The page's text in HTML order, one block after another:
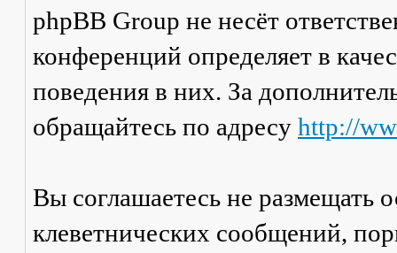
phpBB Group не несёт
конференций определяет в
поведения в них. За
обращайтесь по адресу http://
Вы соглашаетесь не размещать
клеветнических сообщений,